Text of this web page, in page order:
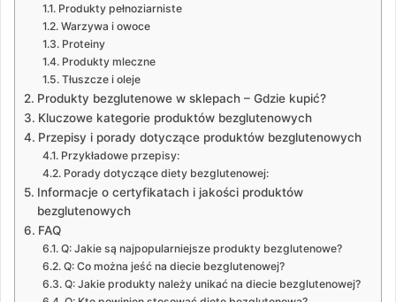
Produkty pełnoziarniste
Warzywa i owoce
Proteiny
Produkty mleczne
Tłuszcze i oleje
Produkty bezglutenowe w sklepach – Gdzie kupić?
Kluczowe kategorie produktów bezglutenowych
Przepisy i porady dotyczące produktów bezglutenowych
Przykładowe przepisy:
Porady dotyczące diety bezglutenowej:
Informacje o certyfikatach i jakości produktów
bezglutenowych
FAQ
Q: Jakie są najpopularniejsze produkty bezglutenowe?
Q: Co można jeść na diecie bezglutenowej?
Q: Jakie produkty należy unikać na diecie bezglutenowej?